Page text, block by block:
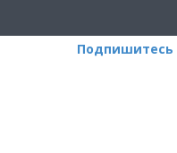
Подпишитесь